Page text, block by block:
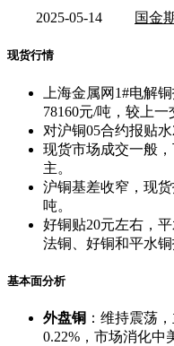
2025-05-14 国金
现货行情
上海金属网1#电解
78160元/吨，较上一
对沪铜05合约报贴水
现货市场成交一般
主。
沪铜基差收窄，现
吨。
好铜贴20元左右，
法铜、好铜和平水铜
基本面分析
外盘铜 ：维持震荡
0.22%，市场消化中